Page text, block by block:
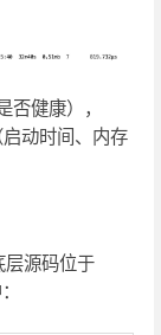
健康），
动时间、内存
层源码位于